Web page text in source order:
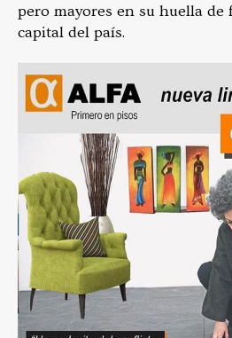
pero mayores en su huella
capital del país.